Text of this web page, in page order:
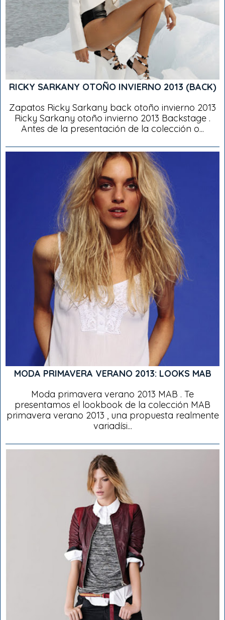
RICKY SARKANY OTOÑO INVIERNO 2013 (BACK)
Zapatos Ricky Sarkany back otoño invierno 2013
Ricky Sarkany otoño invierno 2013 Backstage .
Antes de la presentación de la colección o...
MODA PRIMAVERA VERANO 2013: LOOKS MAB
Moda primavera verano 2013 MAB . Te
presentamos el lookbook de la colección MAB
primavera verano 2013 , una propuesta realmente
variadísi...